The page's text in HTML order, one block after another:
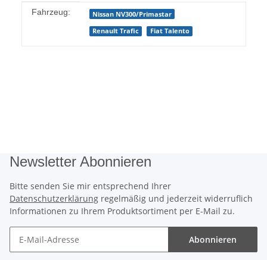
Produkteigenschaft
Wert
Fahrzeug: Nissan NV300/Primastar
Renault Trafic Fiat Talento
Newsletter Abonnieren
Bitte senden Sie mir entsprechend Ihrer
Datenschutzerklärung regelmäßig und jederzeit widerruflich
Informationen zu Ihrem Produktsortiment per E-Mail zu.
Abonnieren